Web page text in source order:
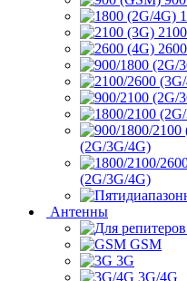
(2G/3G/4G)
(2G/3G/4G)
Антенны
GSM
3G
3G/4G